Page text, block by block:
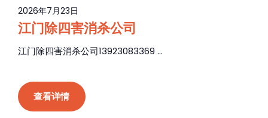
2026年7月23日
江门除四害消杀公司
江门除四害消杀公司13923083369 ...
查看详情